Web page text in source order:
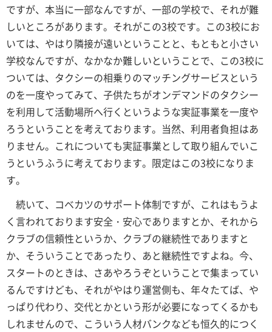
ですが、本当に一部なんですが、一部の学校で、それが難
しいところがあります。それがこの3校です。この3校にお
いては、やはり隣接が遠いということと、もともと小さい
学校なんですが、なかなか難しいということで、この3校に
ついては、タクシーの相乗りのマッチングサービスという
のを一度やってみて、子供たちがオンデマンドのタクシー
を利用して活動場所へ行くというような実証事業を一度や
ろうということを考えております。当然、利用者負担はあ
りません。これについても実証事業として取り組んでいこ
うというふうに考えております。限定はこの3校になりま
す。
続いて、コベカツのサポート体制ですが、これはもうよ
く言われております安全・安心でありますとか、それから
クラブの信頼性というか、クラブの継続性でありますと
か、そういうことであったり、あと継続性ですよね。今、
スタートのときは、さあやろうぞということで集まってい
るんですけども、それがやはり運営側も、年々たてば、や
っぱり代わり、交代とかという形が必要になってくるかも
しれませんので、こういう人材バンクなども恒久的につく